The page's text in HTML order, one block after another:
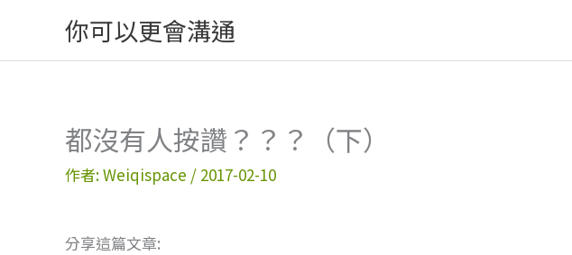
主
你可以更會溝通
都沒有人按讚？？？（下）
作者:Weiqispace / 2017-02-10
分享這篇文章: